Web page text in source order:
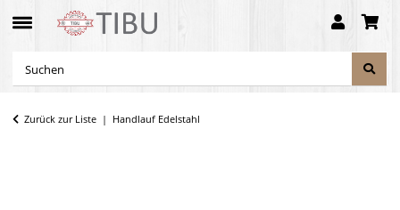
Zurück zur Liste Handlauf Edelstahl